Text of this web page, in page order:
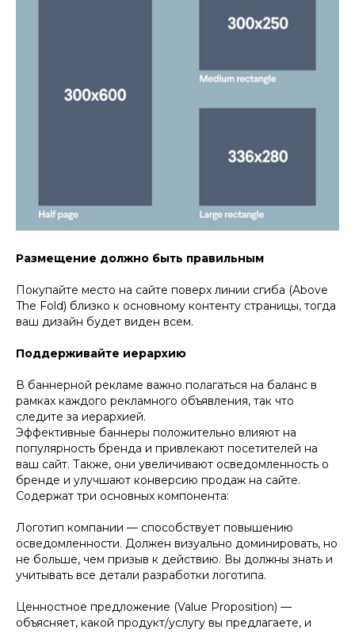
Размещение должно быть правильным
Покупайте место на сайте поверх линии сгиба (Above
The Fold) близко к основному контенту страницы, тогда
ваш дизайн будет виден всем.
Поддерживайте иерархию
В баннерной рекламе важно полагаться на баланс в
рамках каждого рекламного объявления, так что
следите за иерархией.
Эффективные баннеры положительно влияют на
популярность бренда и привлекают посетителей на
ваш сайт. Также, они увеличивают осведомленность о
бренде и улучшают конверсию продаж на сайте.
Содержат три основных компонента:
Логотип компании — способствует повышению
осведомленности. Должен визуально доминировать, но
не больше, чем призыв к действию. Вы должны знать и
учитывать все детали разработки логотипа.
Ценностное предложение (Value Proposition) —
объясняет, какой продукт/услугу вы предлагаете, и